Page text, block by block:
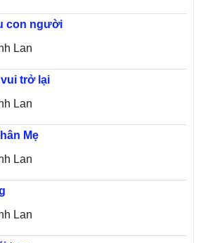
con người
Lan
trở lại
Lan
Mẹ
Lan
Lan